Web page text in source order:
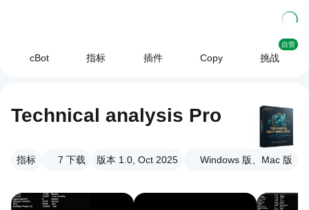
cBot 指标 插件 Copy 挑战
自营
Technical analysis Pro
指标 7 下载 版本 1.0, Oct 2025 Windows 版、Mac 版